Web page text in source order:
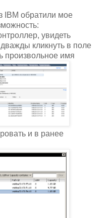
IBM обратили мое
увидеть
кликнуть в поле
произвольное имя
и в ранее